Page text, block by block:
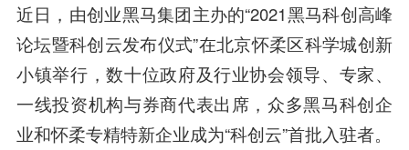
近日，由创业黑马集团主办的“2021黑马科创高峰
论坛暨科创云发布仪式”在北京怀柔区科学城创新
小镇举行，数十位政府及行业协会领导、专家、
一线投资机构与券商代表出席，众多黑马科创企
业和怀柔专精特新企业成为“科创云”首批入驻者。